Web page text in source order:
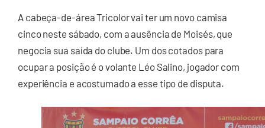
A cabeça-de-área Tricolor vai ter um novo camisa
cinco neste sábado, com a ausência de Moisés, que
negocia sua saída do clube. Um dos cotados para
ocupar a posição é o volante Léo Salino, jogador com
experiência e acostumado a esse tipo de disputa.